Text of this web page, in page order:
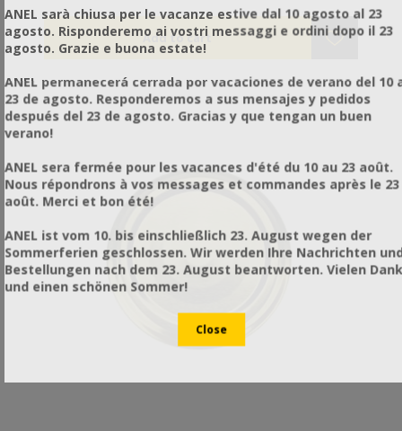
ANEL sarà chiusa per le vacanze estive dal 10 agosto al 23
agosto. Risponderemo ai vostri messaggi e ordini dopo il 23
agosto. Grazie e buona estate!
ANEL permanecerá cerrada por vacaciones de verano del 10
23 de agosto. Responderemos a sus mensajes y pedidos
después del 23 de agosto. Gracias y que tengan un buen
verano!
ANEL sera fermée pour les vacances d'été du 10 au 23 août.
Nous répondrons à vos messages et commandes après le 23
août. Merci et bon été!
ANEL ist vom 10. bis einschließlich 23. August wegen der
Sommerferien geschlossen. Wir werden Ihre Nachrichten
Bestellungen nach dem 23. August beantworten. Vielen Dank
und einen schönen Sommer!